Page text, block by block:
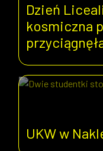
Dzień
kosmiczna
UKW w